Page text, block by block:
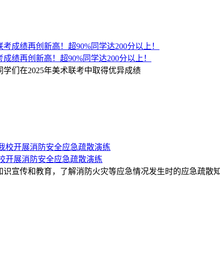
绩再创新高！超90%同学达200分以上！
们在2025年美术联考中取得优异成绩
展消防安全应急疏散演练
宣传和教育，了解消防火灾等应急情况发生时的应急疏